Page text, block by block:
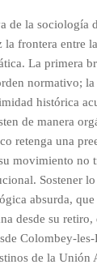
de la sociología
frontera entre
La primera
normativo; la
histórica
de manera
retenga una
movimiento no
Sostener
absurda,
desde su retiro,
Colombey-
de la Unión